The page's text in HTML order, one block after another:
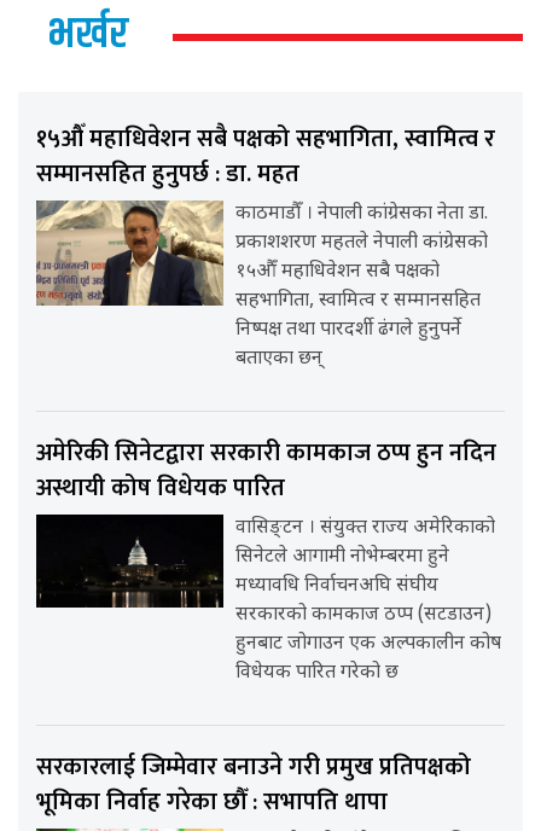
भर्खर
१५औँ महाधिवेशन सबै पक्षको सहभागिता, स्वामित्व र
सम्मानसहित हुनुपर्छ : डा. महत
काठमाडौँ । नेपाली कांग्रेसका नेता डा.
प्रकाशशरण महतले नेपाली कांग्रेसको
१५औँ महाधिवेशन सबै पक्षको
सहभागिता, स्वामित्व र सम्मानसहित
निष्पक्ष तथा पारदर्शी ढंगले हुनुपर्ने
बताएका छन्
अमेरिकी सिनेटद्वारा सरकारी कामकाज ठप्प हुन नदिन
अस्थायी कोष विधेयक पारित
वासिङ्टन । संयुक्त राज्य अमेरिकाको
सिनेटले आगामी नोभेम्बरमा हुने
मध्यावधि निर्वाचनअघि संघीय
सरकारको कामकाज ठप्प (सटडाउन)
हुनबाट जोगाउन एक अल्पकालीन कोष
विधेयक पारित गरेको छ
सरकारलाई जिम्मेवार बनाउने गरी प्रमुख प्रतिपक्षको
भूमिका निर्वाह गरेका छौँ : सभापति थापा